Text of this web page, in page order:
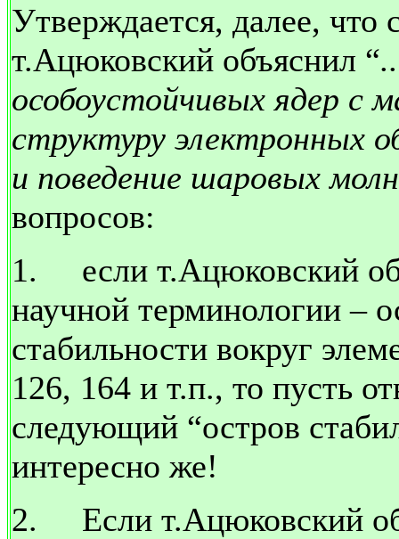
Утверждается, далее,
т.Ацюковский объяснил “
особоустойчивых ядер с
структуру электронных
и поведение шаровых
вопросов:
1.
если т.Ацюковский
научной терминологии –
стабильности вокруг
126, 164 и т.п., то пусть
следующий “остров
интересно же!
2.
Если т.Ацюковский